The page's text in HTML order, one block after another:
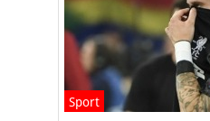
Sport